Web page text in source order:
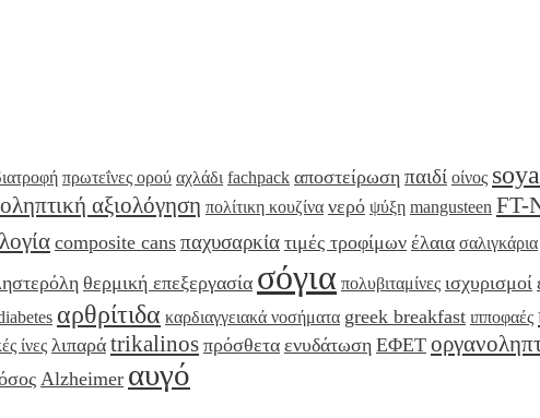
πρωτεΐνες ορού αχλάδι fachpack αποστείρωση παιδί οίνος soya
αξιολόγηση πολίτικη κουζίνα νερό ψύξη mangusteen FT-
composite cans παχυσαρκία τιμές τροφίμων έλαια σαλιγκάρια
θερμική επεξεργασία σόγια πολυβιταμίνες ισχυρισμοί
αρθρίτιδα καρδιαγγειακά νοσήματα greek breakfast ιπποφαές
ίνες λιπαρά trikalinos πρόσθετα ενυδάτωση ΕΦΕΤ
Alzheimer αυγό